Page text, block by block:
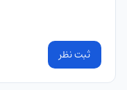
ثبت نظر